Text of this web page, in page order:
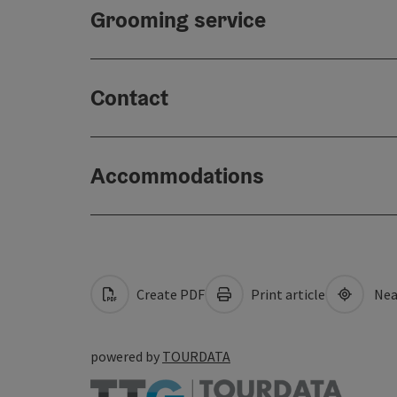
Grooming service
Contact
Accommodations
Create PDF Print article
powered by TOURDATA